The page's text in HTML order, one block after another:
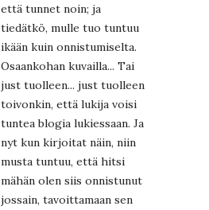
että tunnet noin; ja
tiedätkö, mulle tuo tuntuu
ikään kuin onnistumiselta.
Osaankohan kuvailla... Tai
just tuolleen... just tuolleen
toivonkin, että lukija voisi
tuntea blogia lukiessaan. Ja
nyt kun kirjoitat näin, niin
musta tuntuu, että hitsi
mähän olen siis onnistunut
jossain, tavoittamaan sen